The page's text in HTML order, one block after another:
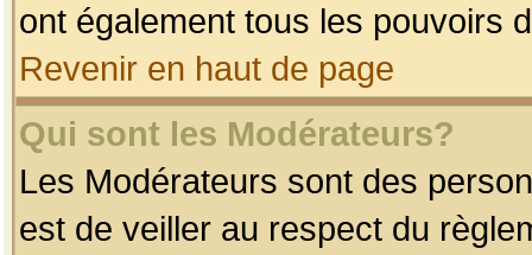
ont également tous les pouvoirs
Revenir en haut de page
Qui sont les Modérateurs?
Les Modérateurs sont des
est de veiller au respect du